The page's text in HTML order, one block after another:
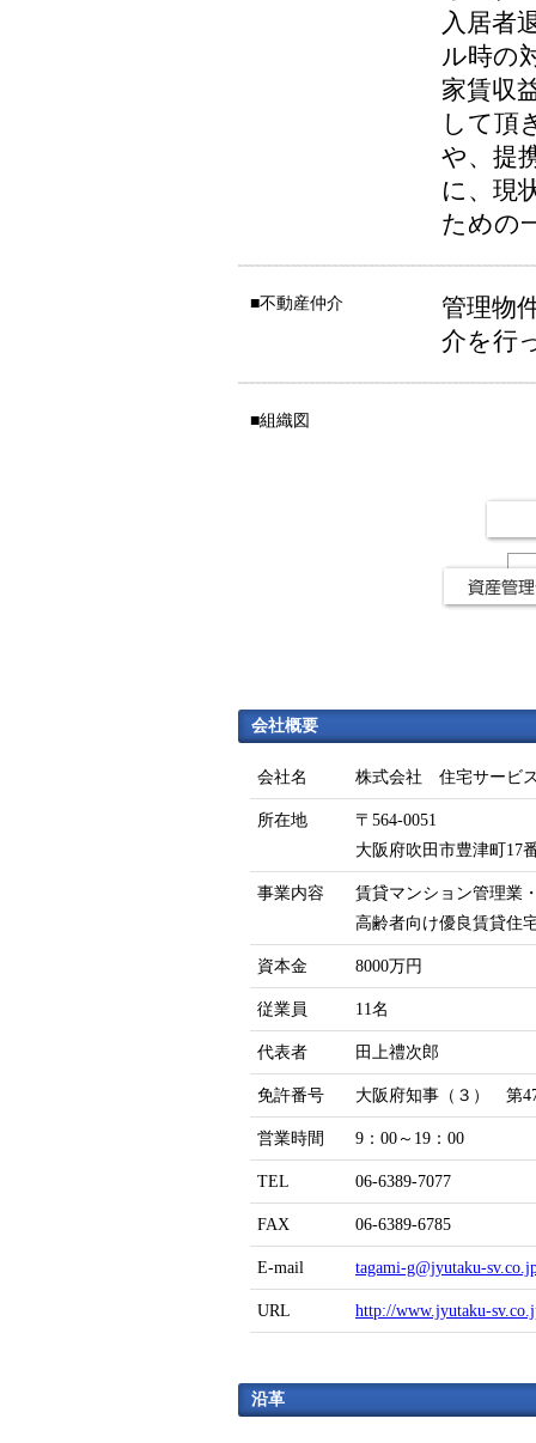
入居者
ル時の
家賃収
して頂
や、提
に、現
ための
■不動産仲介
管理物
介を行
■組織図
会社概要
会社名 株式会社 住宅サービ
所在地
〒564-0051
大阪府吹田市豊津町
事業内容
賃貸マンション管理業
高齢者向け優良賃貸住
資本金 8000万円
従業員 11名
代表者 田上禮次郎
免許番号 大阪府知事（３） 第
営業時間 9：00～19：00
TEL 06-6389-7077
FAX 06-6389-6785
E-mail tagami-g@jyutaku-
URL http://www.jyutaku-
沿革